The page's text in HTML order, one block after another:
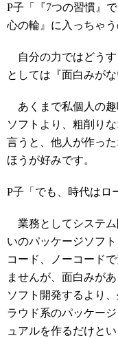
P子「『7つの習慣』
心の輪』に入っちゃう
自分の力ではどうす
としては『面白みが
あくまで私個人の趣
ソフトより、粗削り
言うと、他人が作っ
ほうが好みです。
P子「でも、時代はロ
業務としてシステム
いのパッケージソフ
コード、ノーコード
ませんが、面白みが
ソフト開発するより
ラウド系のパッケー
ュアルを作るだけと